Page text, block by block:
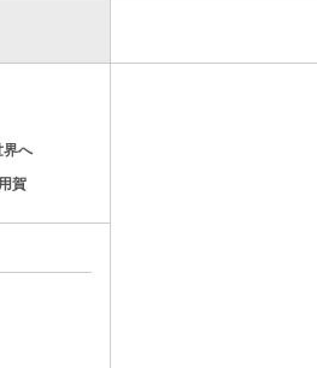
界へ
賀